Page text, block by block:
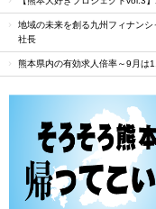
地域の未来を創る九州フィナン
社長
熊本県内の有効求人倍率～9月は